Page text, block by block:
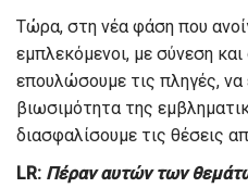
Τώρα, στη νέα φάση που
εμπλεκόμενοι, με σύνεση
επουλώσουμε τις πληγές,
βιωσιμότητα της
διασφαλίσουμε τις θέσεις
LR: Πέραν αυτών των